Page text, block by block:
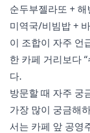
순두부젤라또 + 해
미역국/비빔밥 +
이 조합이 자주 언
한 카페 거리보다
다.
방문할 때 자주 궁
가장 많이 궁금해
서는 카페 앞 공영